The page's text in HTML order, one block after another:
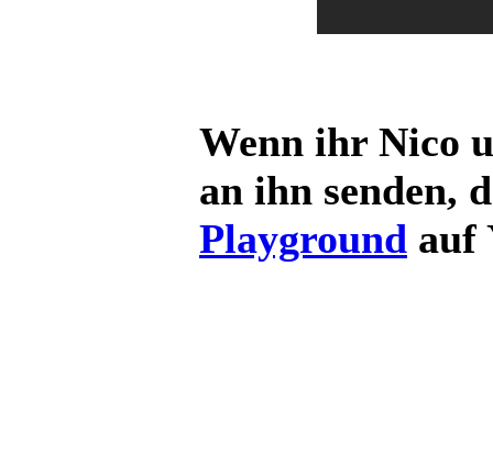
Wenn ihr Nico
an ihn senden,
Playground auf